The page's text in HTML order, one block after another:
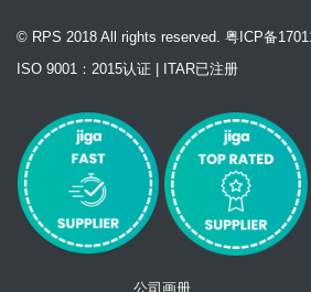
© RPS 2018 All rights reserved. 粤ICP备
ISO 9001：2015认证 | ITAR已注册
公司画册